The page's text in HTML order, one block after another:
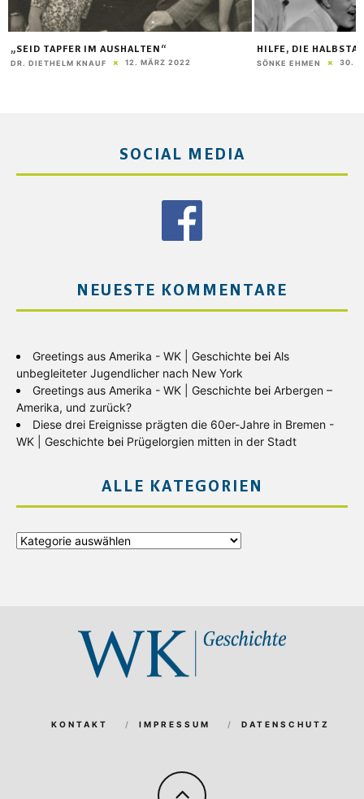
„SEID TAPFER IM AUSHALTEN“
DR. DIETHELM KNAUF 12. MÄRZ 2022
HILFE, DIE
SÖNKE EHMEN 30.
SOCIAL MEDIA
NEUESTE KOMMENTARE
Greetings aus Amerika - WK | Geschichte bei Als
unbegleiteter Jugendlicher nach New York
Greetings aus Amerika - WK | Geschichte bei Arbergen –
Amerika, und zurück?
Diese drei Ereignisse prägten die 60er-Jahre in Bremen -
WK | Geschichte bei Prügelorgien mitten in der Stadt
ALLE KATEGORIEN
Alle
KONTAKT IMPRESSUM DATENSCHUTZ